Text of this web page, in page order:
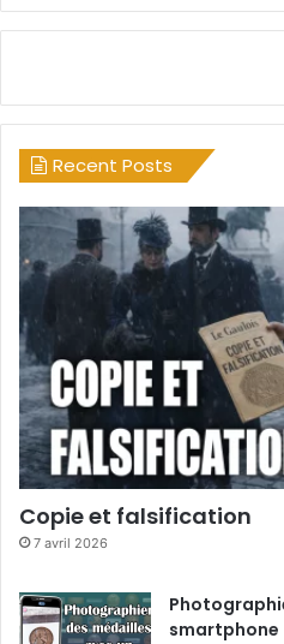
Recent Posts
Copie et falsification
7 avril 2026
smartphone